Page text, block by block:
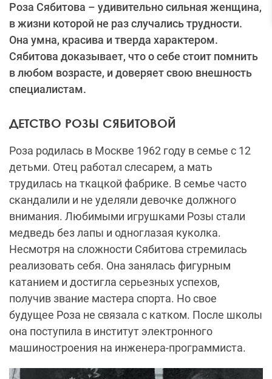
Роза Сябитова – удивительно сильная женщина,
в жизни которой не раз случались трудности.
Она умна, красива и тверда характером.
Сябитова доказывает, что о себе стоит помнить
в любом возрасте, и доверяет свою внешность
специалистам.
ДЕТСТВО РОЗЫ СЯБИТОВОЙ
Роза родилась в Москве 1962 году в семье с 12
детьми. Отец работал слесарем, а мать
трудилась на ткацкой фабрике. В семье часто
скандалили и не уделяли девочке должного
внимания. Любимыми игрушками Розы стали
медведь без лапы и одноглазая куколка.
Несмотря на сложности Сябитова стремилась
реализовать себя. Она занялась фигурным
катанием и достигла серьезных успехов,
получив звание мастера спорта. Но свое
будущее Роза не связала с катком. После школы
она поступила в институт электронного
машиностроения на инженера-программиста.